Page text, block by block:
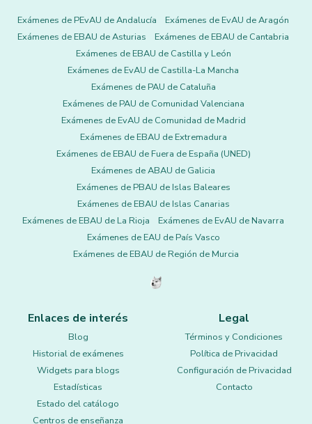
Exámenes de PEvAU de Andalucía
Exámenes de EvAU de Aragón
Exámenes de EBAU de Asturias
Exámenes de EBAU de Cantabria
Exámenes de EBAU de Castilla y León
Exámenes de EvAU de Castilla-La Mancha
Exámenes de PAU de Cataluña
Exámenes de PAU de Comunidad Valenciana
Exámenes de EvAU de Comunidad de Madrid
Exámenes de EBAU de Extremadura
Exámenes de EBAU de Fuera de España (UNED)
Exámenes de ABAU de Galicia
Exámenes de PBAU de Islas Baleares
Exámenes de EBAU de Islas Canarias
Exámenes de EBAU de La Rioja
Exámenes de EvAU de Navarra
Exámenes de EAU de País Vasco
Exámenes de EBAU de Región de Murcia
Enlaces de interés
Blog
Historial de exámenes
Widgets para blogs
Estadísticas
Estado del catálogo
Centros de enseñanza
Legal
Términos y Condiciones
Política de Privacidad
Configuración de Privacidad
Contacto